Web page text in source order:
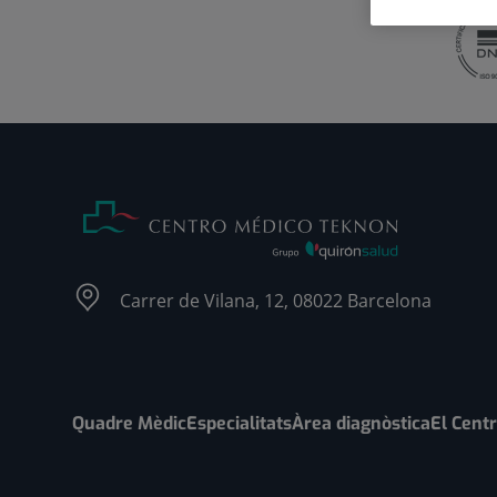
Carrer de Vilana, 12, 08022 Barcelona
Quadre MèdicEspecialitatsÀrea diagnòsticaEl